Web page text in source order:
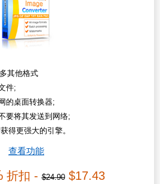
其他格式
件;
的桌面转换器;
要将其发送到网络;
得更强大的引擎。
查看功能
折扣 -$24.90$17.43